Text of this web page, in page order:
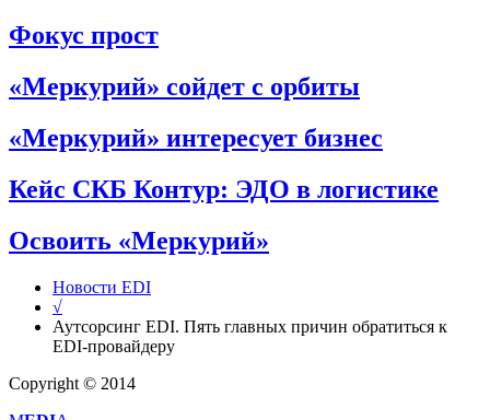
Фокус прост
«Меркурий» сойдет с орбиты
«Меркурий» интересует бизнес
Кейс СКБ Контур: ЭДО в логистике
Освоить «Меркурий»
Новости EDI
√
Аутсорсинг EDI. Пять главных причин обратиться к
EDI-провайдеру
Copyright © 2014